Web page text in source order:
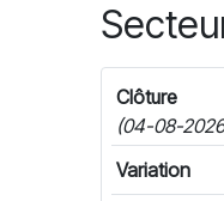
Clôture
(04-08-
Variation